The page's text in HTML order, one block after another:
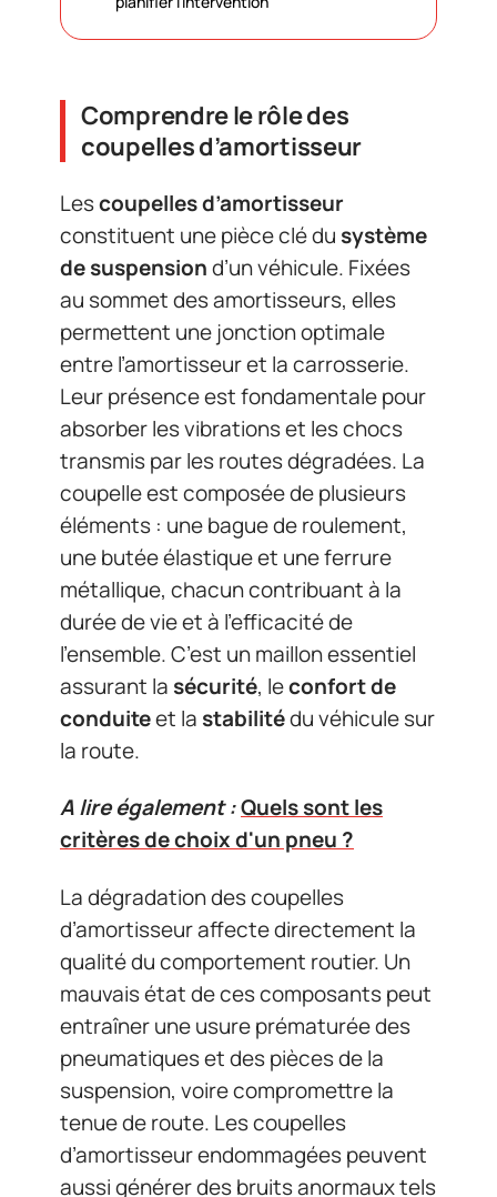
Comprendre le rôle des
coupelles d’amortisseur
Lescoupelles d’amortisseur
constituent une pièce clé du système
de suspensiond’un véhicule. Fixées
au sommet des amortisseurs, elles
permettent une jonction optimale
entre l’amortisseur et la carrosserie.
Leur présence est fondamentale pour
absorber les vibrations et les chocs
transmis par les routes dégradées. La
coupelle est composée de plusieurs
éléments : une bague de roulement,
une butée élastique et une ferrure
métallique, chacun contribuant à la
durée de vie et à l’efficacité de
l’ensemble. C’est un maillon essentiel
assurant la sécurité, leconfort de
conduiteet la stabilitédu véhicule sur
la route.
A lire également :Quels sont les
critères de choix d'un pneu ?
La dégradation des coupelles
d’amortisseur affecte directement la
qualité du comportement routier. Un
mauvais état de ces composants peut
entraîner une usure prématurée des
pneumatiques et des pièces de la
suspension, voire compromettre la
tenue de route. Les coupelles
d’amortisseur endommagées peuvent
aussi générer des bruits anormaux tels